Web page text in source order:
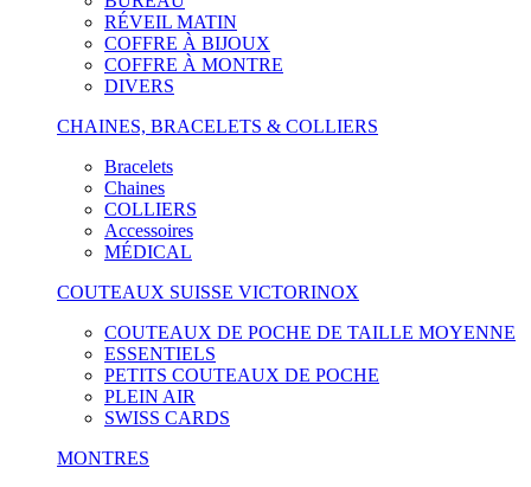
RÉVEIL MATIN
COFFRE À BIJOUX
COFFRE À MONTRE
DIVERS
CHAINES, BRACELETS & COLLIERS
Bracelets
Chaines
COLLIERS
Accessoires
MÉDICAL
COUTEAUX SUISSE VICTORINOX
COUTEAUX DE POCHE DE TAILLE MOYENNE
ESSENTIELS
PETITS COUTEAUX DE POCHE
PLEIN AIR
SWISS CARDS
MONTRES